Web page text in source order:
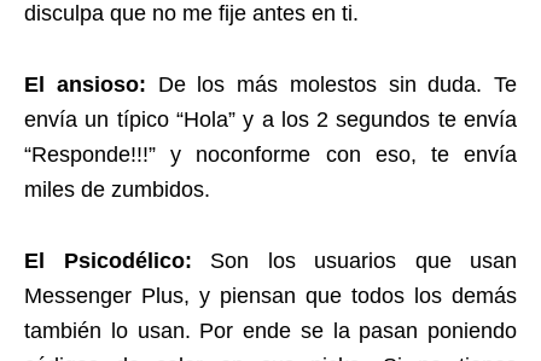
disculpa que no me fije antes en ti.
El ansioso: De los más molestos sin duda. Te
envía un típico “Hola” y a los 2 segundos te envía
“Responde!!!” y noconforme con eso, te envía
miles de zumbidos.
El Psicodélico: Son los usuarios que usan
Messenger Plus, y piensan que todos los demás
también lo usan. Por ende se la pasan poniendo